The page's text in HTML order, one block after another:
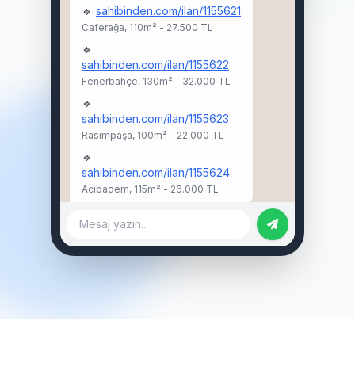
🔹 sahibinden.com/ilan/1155621
Caferağa, 110m² - 27.500 TL
🔹
sahibinden.com/ilan/1155622
Fenerbahçe, 130m² - 32.000 TL
🔹
sahibinden.com/ilan/1155623
Rasimpaşa, 100m² - 22.000 TL
🔹
sahibinden.com/ilan/1155624
Acıbadem, 115m² - 26.000 TL
Mesaj yazın...